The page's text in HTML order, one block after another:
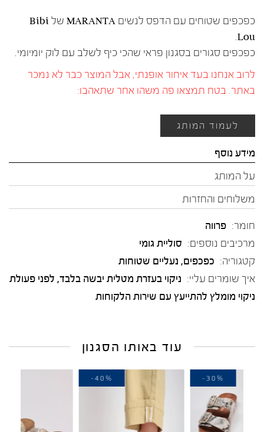
כפכפים שטוחים עם הדפס לנשים MARANTA של Bibi
Lou.
כפכפים סגורים בסגנון פראי שהכי כיף לשלב עם לוק יומיומי.
לרוב אנחנו בעד איחור אופנתי, אבל המוצר כבר לא נמכר
באתר. בטח תמצאו פה משהו אחר שתאהבו:
לעמוד המותג
מידע נוסף
על המותג
משלוחים והחזרות
חומר: פרווה
מרכיבים נוספים: סוליית גומי
קטגוריה: כפכפים, נעליים שטוחות
איך שומרים עליי: ניקוי בעזרת מטלית יבשה בלבד, לפני פעולת
ניקוי מומלץ להתייעץ עם שירות הלקוחות
עוד באותו הסגנון
-40%